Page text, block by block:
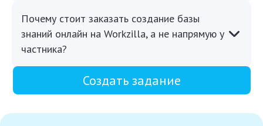
Почему стоит заказать создание базы
знаний онлайн на Workzilla, а не напрямую у
частника?
Создать задание